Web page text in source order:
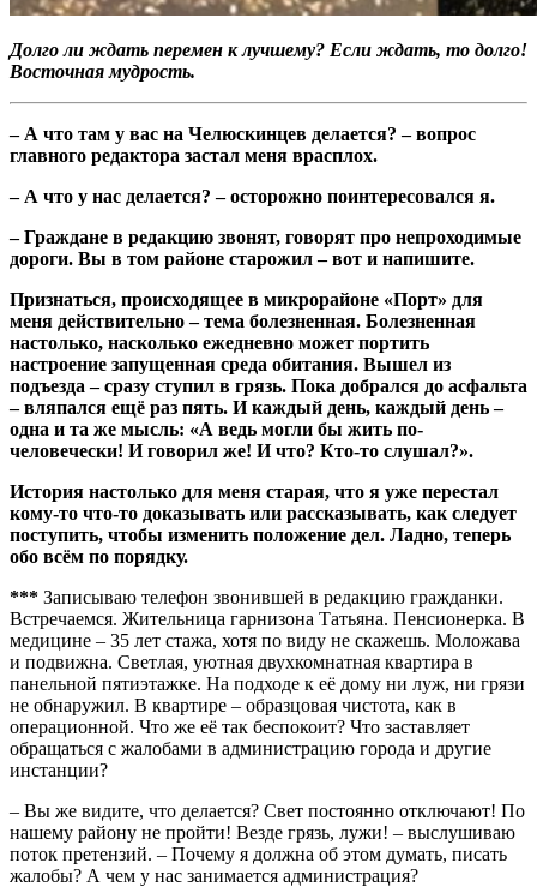
Долго ли ждать перемен к лучшему? Если ждать, то долго!
Восточная мудрость.
– А что там у вас на Челюскинцев делается? – вопрос
главного редактора застал меня врасплох.
– А что у нас делается? – осторожно поинтересовался я.
– Граждане в редакцию звонят, говорят про непроходимые
дороги. Вы в том районе старожил – вот и напишите.
Признаться, происходящее в микрорайоне «Порт» для
меня действительно – тема болезненная. Болезненная
настолько, насколько ежедневно может портить
настроение запущенная среда обитания. Вышел из
подъезда – сразу ступил в грязь. Пока добрался до асфальта
– вляпался ещё раз пять. И каждый день, каждый день –
одна и та же мысль: «А ведь могли бы жить по-
человечески! И говорил же! И что? Кто-то слушал?».
История настолько для меня старая, что я уже перестал
кому-то что-то доказывать или рассказывать, как следует
поступить, чтобы изменить положение дел. Ладно, теперь
обо всём по порядку.
*** Записываю телефон звонившей в редакцию гражданки.
Встречаемся. Жительница гарнизона Татьяна. Пенсионерка. В
медицине – 35 лет стажа, хотя по виду не скажешь. Моложава
и подвижна. Светлая, уютная двухкомнатная квартира в
панельной пятиэтажке. На подходе к её дому ни луж, ни грязи
не обнаружил. В квартире – образцовая чистота, как в
операционной. Что же её так беспокоит? Что заставляет
обращаться с жалобами в администрацию города и другие
инстанции?
– Вы же видите, что делается? Свет постоянно отключают! По
нашему району не пройти! Везде грязь, лужи! – выслушиваю
поток претензий. – Почему я должна об этом думать, писать
жалобы? А чем у нас занимается администрация?